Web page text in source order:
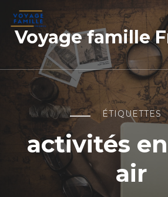
Voyage famille
ÉTIQUETTES
activités
air